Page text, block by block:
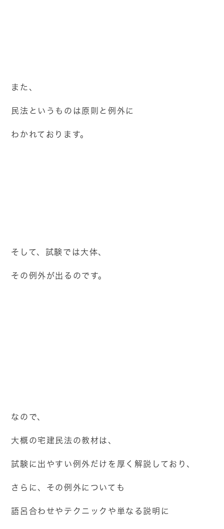
また、
民法というものは原則と例外に
わかれております。
そして、試験では大体、
その例外が出るのです。
なので、
大概の宅建民法の教材は、
試験に出やすい例外だけを厚く解説しており、
さらに、その例外についても
語呂合わせやテクニックや単なる説明に